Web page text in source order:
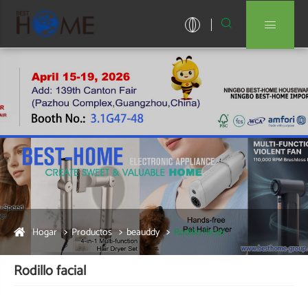
 
Hogar Productos beauddy Rodillo facial
Rodillo facial